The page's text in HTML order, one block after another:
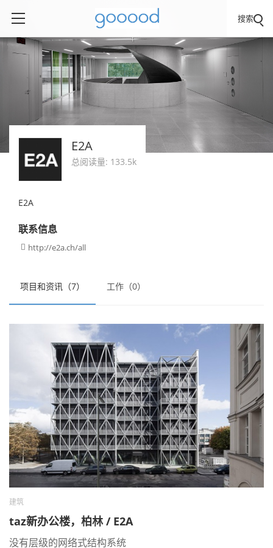
搜索
项目和资讯（7） 工作（0）
建筑
taz新办公楼，柏林 / E2A
没有层级的网络式结构系统
E2A
总阅读量: 133.5k
E2A
联系信息
 http://e2a.ch/all